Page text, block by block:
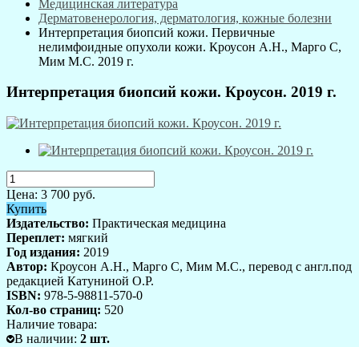
Медицинская литература
Дерматовенерология, дерматология, кожные болезни
Интерпретация биопсий кожи. Первичные
нелимфоидные опухоли кожи. Кроусон А.Н., Марго С,
Мим М.С. 2019 г.
Интерпретация биопсий кожи. Кроусон. 2019 г.
Цена: 3 700 руб.
Купить
Издательство: Практическая медицина
Переплет: мягкий
Год издания: 2019
Автор: Кроусон А.Н., Марго С, Мим М.С., перевод с англ.под
редакцией Катуниной О.Р.
ISBN: 978-5-98811-570-0
Кол-во страниц: 520
Наличие товара:
В наличии: 2 шт.